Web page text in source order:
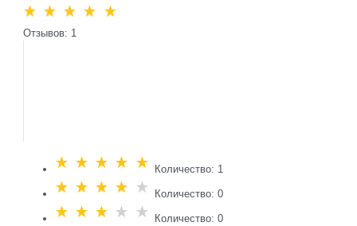
Отзывов: 1
Количество: 1
Количество: 0
Количество: 0